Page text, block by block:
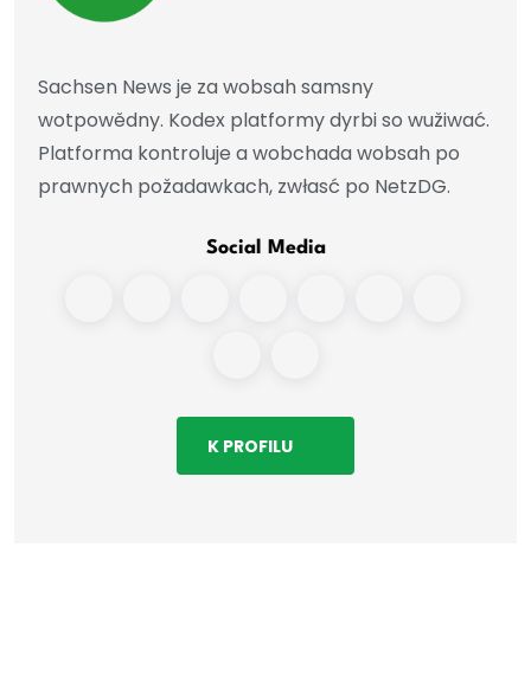
Sachsen News je za wobsah samsny
wotpowědny. Kodex platformy dyrbi so wužiwać.
Platforma kontroluje a wobchada wobsah po
prawnych požadawkach, zwłasć po NetzDG.
Social Media
K PROFILU